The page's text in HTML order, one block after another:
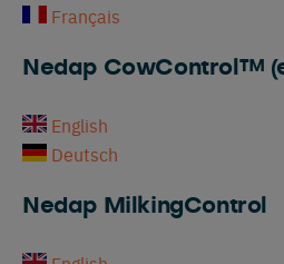
Français
Nedap CowControl™
English
Deutsch
Nedap MilkingControl